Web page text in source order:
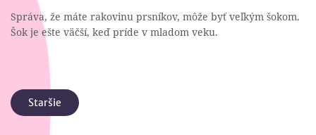
Správa, že máte rakovinu prsníkov, môže byť veľkým šokom.
Šok je ešte väčší, keď príde v mladom veku.
Staršie